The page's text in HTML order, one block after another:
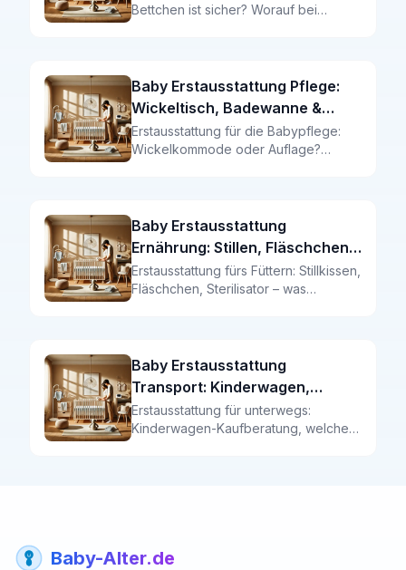
Bettchen ist sicher? Worauf bei
Baby Erstausstattung Pflege:
Wickeltisch, Badewanne &
Pflegeprodukte
Erstausstattung für die Babypflege:
Wickelkommode oder Auflage?
Baby Erstausstattung
Ernährung: Stillen, Fläschchen
& Zubehör
Erstausstattung fürs Füttern: Stillkissen,
Fläschchen, Sterilisator – was
Baby Erstausstattung
Transport: Kinderwagen,
Babyschale & Tragehilfe
Erstausstattung für unterwegs:
Kinderwagen-Kaufberatung, welche
Baby-Alter.de